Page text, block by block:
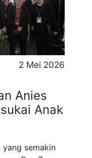
2 Mei 2026
Anies
Anak
yang semakin